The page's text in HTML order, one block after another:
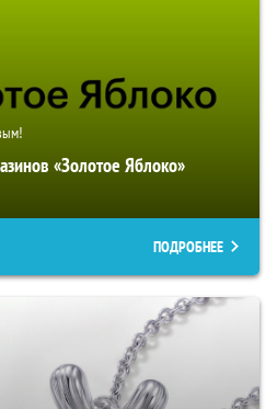
«Золотое Яблоко»
ПОДРОБНЕЕ